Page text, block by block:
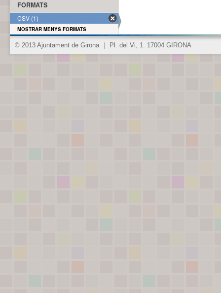
FORMATS
CSV (1)
MOSTRAR MENYS FORMATS
© 2013 Ajuntament de Girona Pl. del Vi, 1. 17004 GIRONA